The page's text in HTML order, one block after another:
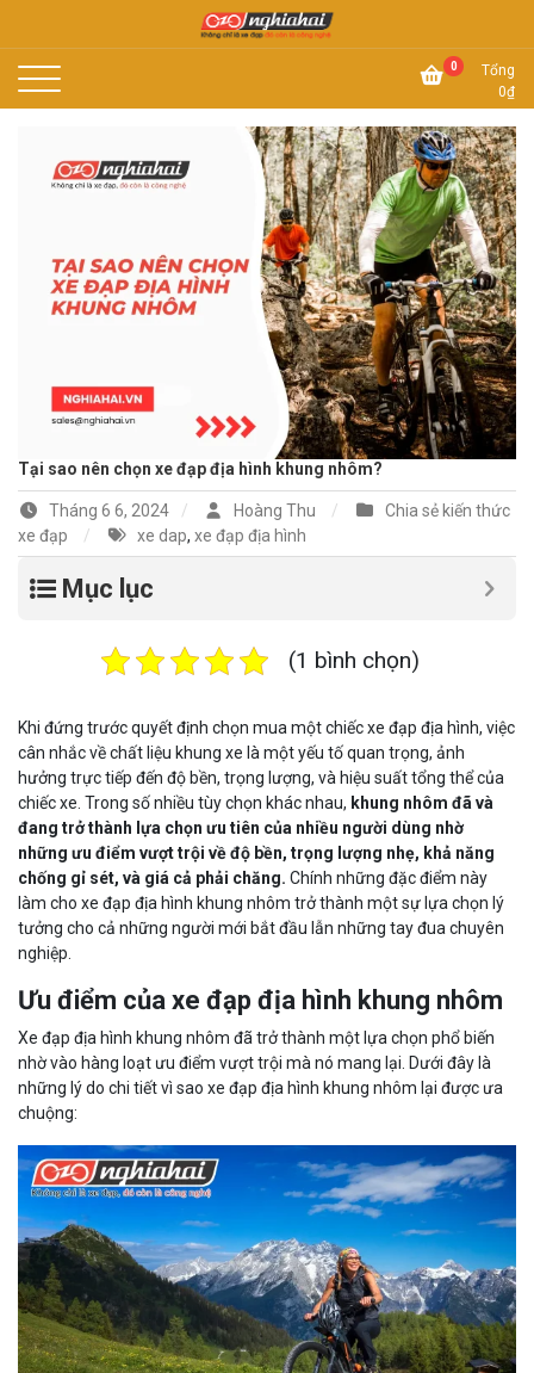
Xe đạp Nhật Nghĩa Hải 0
Tổng
0₫
Tại sao nên chọn xe đạp địa hình khung nhôm?
Tháng 6 6, 2024 Hoàng Thu
Chia sẻ kiến thức
xe đạp
xe dap, xe đạp địa hình
Mục lục
(1 bình chọn)
Khi đứng trước quyết định chọn mua một chiếc xe đạp địa hình, việc
cân nhắc về chất liệu khung xe là một yếu tố quan trọng, ảnh
hưởng trực tiếp đến độ bền, trọng lượng, và hiệu suất tổng thể của
chiếc xe. Trong số nhiều tùy chọn khác nhau, khung nhôm đã và
đang trở thành lựa chọn ưu tiên của nhiều người dùng nhờ
những ưu điểm vượt trội về độ bền, trọng lượng nhẹ, khả năng
chống gỉ sét, và giá cả phải chăng. Chính những đặc điểm này
làm cho xe đạp địa hình khung nhôm trở thành một sự lựa chọn lý
tưởng cho cả những người mới bắt đầu lẫn những tay đua chuyên
nghiệp.
Ưu điểm của xe đạp địa hình khung nhôm
Xe đạp địa hình khung nhôm đã trở thành một lựa chọn phổ biến
nhờ vào hàng loạt ưu điểm vượt trội mà nó mang lại. Dưới đây là
những lý do chi tiết vì sao xe đạp địa hình khung nhôm lại được ưa
chuộng: